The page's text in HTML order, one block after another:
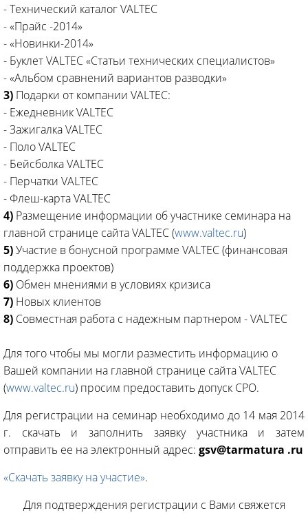
- Технический каталог VALTEC
- «Прайс -2014»
- «Новинки-2014»
- Буклет VALTEC «Статьи технических специалистов»
- «Альбом сравнений вариантов разводки»
3) Подарки от компании VALTEC:
- Ежедневник VALTEC
- Зажигалка VALTEC
- Поло VALTEC
- Бейсболка VALTEC
- Перчатки VALTEC
- Флеш-карта VALTEC
4) Размещение информации об участнике семинара на
главной странице сайта VALTEC (www.valtec.ru)
5)Участие в бонусной программе VALTEC (финансовая
поддержка проектов)
6) Обмен мнениями в условиях кризиса
7) Новых клиентов
8) Совместная работа с надежным партнером - VALTEC
Для того чтобы мы могли разместить информацию о
Вашей компании на главной странице сайта VALTEC
(www.valtec.ru) просим предоставить допуск СРО.
Для регистрации на семинар необходимо до 14 мая 2014
г. скачать и заполнить заявку участника и затем
отправить ее на электронный адрес: gsv@tarmatura .ru
«Скачать заявку на участие».
Для подтверждения регистрации с Вами свяжется